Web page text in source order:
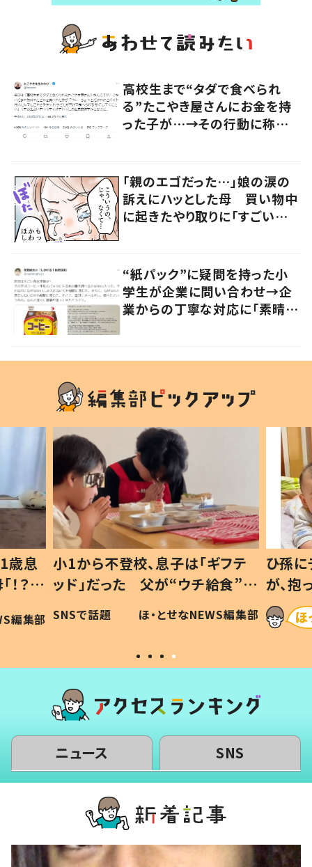
高校生まで“タダで食べられ
る”たこやき屋さんにお金を持
った子が…→その行動に称賛
「親のエゴだった…」娘の涙の
訴えにハッとした母 買い物中
に起きたやり取りに「すごい分
“紙パック”に疑問を持った小
学生が企業に問い合わせ→企
業からの丁寧な対応に「素晴ら
歳息
？」
編集部
小1から不登校、息子は「ギフテ
ッド」だった 父が“ウチ給食”を
作り続ける理由とは #令和の親
#令和の子
SNSで話題 ほ・とせなNEWS編集部
ひ孫
が、
「涙が
い」
ニュース SNS